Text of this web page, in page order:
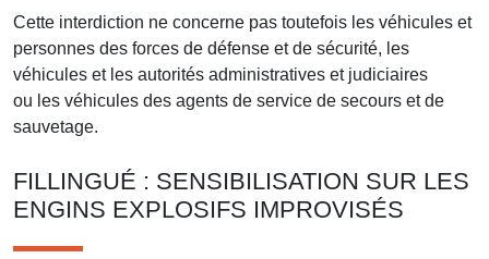
Cette interdiction ne concerne pas toutefois les véhicules et
personnes des forces de défense et de sécurité, les
véhicules et les autorités administratives et judiciaires
ou les véhicules des agents de service de secours et de
sauvetage.
FILLINGUÉ : SENSIBILISATION SUR LES
ENGINS EXPLOSIFS IMPROVISÉS